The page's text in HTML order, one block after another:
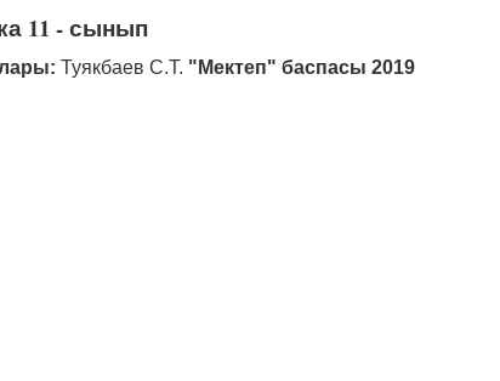
11 - сынып
Туякбаев С.Т. "Мектеп" баспасы 2019